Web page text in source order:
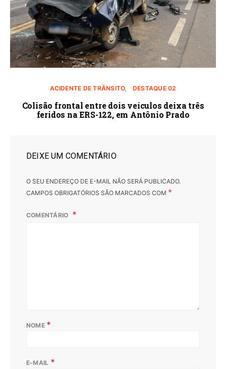
ACIDENTE DE TRÂNSITO DESTAQUE 02
Colisão frontal entre dois veículos deixa três
feridos na ERS-122, em Antônio Prado
DEIXE UM COMENTÁRIO
O SEU ENDEREÇO DE E-MAIL NÃO SERÁ PUBLICADO.
CAMPOS OBRIGATÓRIOS SÃO MARCADOS COM *
COMENTÁRIO
NOME *
E-MAIL *